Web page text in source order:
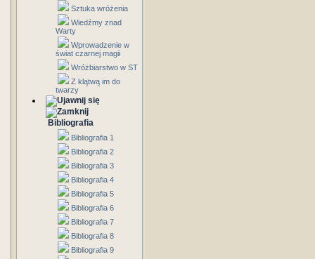
Sztuka wróżenia
Wiedźmy znad
Warty
Wprowadzenie w
świat czarnej magii
Wróżbiarstwo w ST
Z klątwą im do
twarzy
Bibliografia
Bibliografia 1
Bibliografia 2
Bibliografia 3
Bibliografia 4
Bibliografia 5
Bibliografia 6
Bibliografia 7
Bibliografia 8
Bibliografia 9